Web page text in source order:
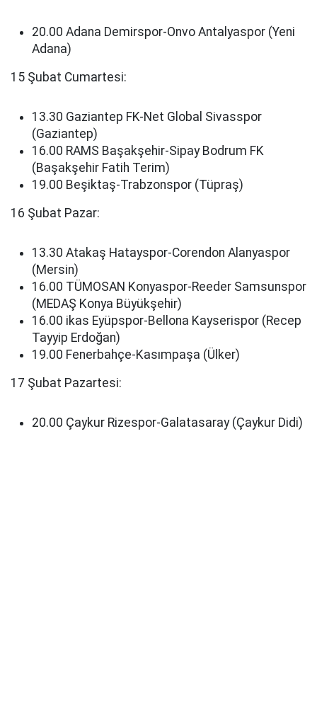
20.00 Adana Demirspor-Onvo Antalyaspor (Yeni
Adana)
15 Şubat Cumartesi:
13.30 Gaziantep FK-Net Global Sivasspor
(Gaziantep)
16.00 RAMS Başakşehir-Sipay Bodrum FK
(Başakşehir Fatih Terim)
19.00 Beşiktaş-Trabzonspor (Tüpraş)
16 Şubat Pazar:
13.30 Atakaş Hatayspor-Corendon Alanyaspor
(Mersin)
16.00 TÜMOSAN Konyaspor-Reeder Samsunspor
(MEDAŞ Konya Büyükşehir)
16.00 ikas Eyüpspor-Bellona Kayserispor (Recep
Tayyip Erdoğan)
19.00 Fenerbahçe-Kasımpaşa (Ülker)
17 Şubat Pazartesi:
20.00 Çaykur Rizespor-Galatasaray (Çaykur Didi)